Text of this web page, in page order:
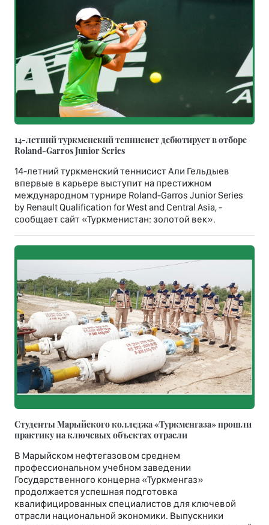
14-летний туркменский теннисист дебютирует в отборе
Roland-Garros Junior Series
14-летний туркменский теннисист Али Гельдыев
впервые в карьере выступит на престижном
международном турнире Roland-Garros Junior Series
by Renault Qualification for West and Central Asia, -
сообщает сайт «Туркменистан: золотой век».
Студенты Марыйского колледжа «Туркменгаза» прошли
практику на ключевых объектах отрасли
В Марыйском нефтегазовом среднем
профессиональном учебном заведении
Государственного концерна «Туркменгаз»
продолжается успешная подготовка
квалифицированных специалистов для ключевой
отрасли национальной экономики. Выпускники